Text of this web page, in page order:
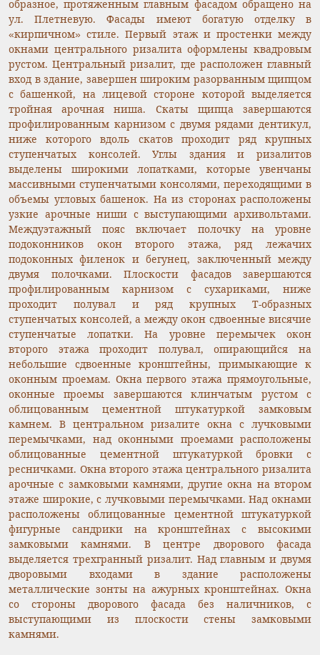
образное, протяженным главным фасадом обращено на
ул. Плетневую. Фасады имеют богатую отделку в
«кирпичном» стиле. Первый этаж и простенки между
окнами центрального ризалита оформлены квадровым
рустом. Центральный ризалит, где расположен главный
вход в здание, завершен широким разорванным щипцом
с башенкой, на лицевой стороне которой выделяется
тройная арочная ниша. Скаты щипца завершаются
профилированным карнизом с двумя рядами дентикул,
ниже которого вдоль скатов проходит ряд крупных
ступенчатых консолей. Углы здания и ризалитов
выделены широкими лопатками, которые увенчаны
массивными ступенчатыми консолями, переходящими в
объемы угловых башенок. На из сторонах расположены
узкие арочные ниши с выступающими архивольтами.
Междуэтажный пояс включает полочку на уровне
подоконников окон второго этажа, ряд лежачих
подоконных филенок и бегунец, заключенный между
двумя полочками. Плоскости фасадов завершаются
профилированным карнизом с сухариками, ниже
проходит полувал и ряд крупных Т-образных
ступенчатых консолей, а между окон сдвоенные висячие
ступенчатые лопатки. На уровне перемычек окон
второго этажа проходит полувал, опирающийся на
небольшие сдвоенные кронштейны, примыкающие к
оконным проемам. Окна первого этажа прямоугольные,
оконные проемы завершаются клинчатым рустом с
облицованным цементной штукатуркой замковым
камнем. В центральном ризалите окна с лучковыми
перемычками, над оконными проемами расположены
облицованные цементной штукатуркой бровки с
ресничками. Окна второго этажа центрального ризалита
арочные с замковыми камнями, другие окна на втором
этаже широкие, с лучковыми перемычками. Над окнами
расположены облицованные цементной штукатуркой
фигурные сандрики на кронштейнах с высокими
замковыми камнями. В центре дворового фасада
выделяется трехгранный ризалит. Над главным и двумя
дворовыми входами в здание расположены
металлические зонты на ажурных кронштейнах. Окна
со стороны дворового фасада без наличников, с
выступающими из плоскости стены замковыми
камнями.